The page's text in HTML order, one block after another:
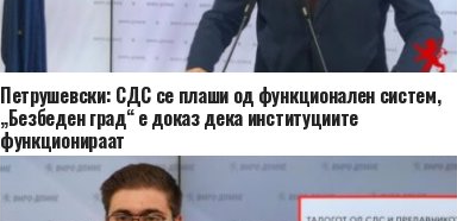
Петрушевски: СДС се плаши од функционален систем,
„Безбеден град“ е доказ дека институциите
функционираат